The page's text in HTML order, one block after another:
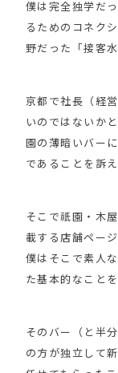
僕は完全独学だ
るためのコネク
野だった「接客
京都で社長（経
いのではないか
園の薄暗いバー
であることを訴
そこで祇園・木
載する店舗ペー
僕はそこで素人
た基本的なこと
そのバー（と半
の方が独立して